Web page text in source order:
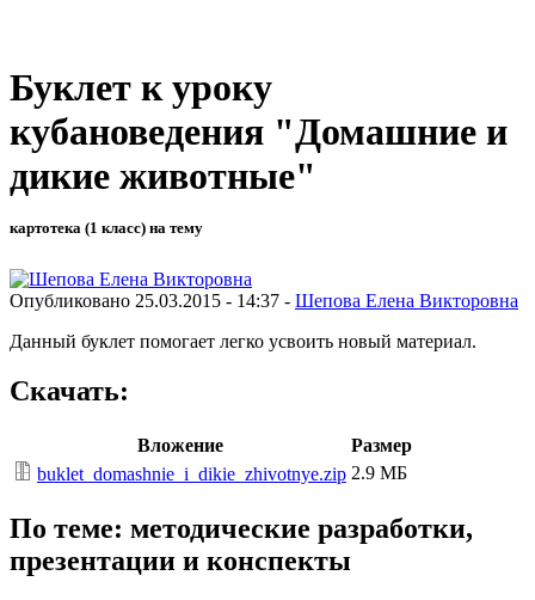
Буклет к уроку
кубановедения "Домашние и
дикие животные"
картотека (1 класс) на тему
Опубликовано 25.03.2015 - 14:37 - Шепова Елена Викторовна
Данный буклет помогает легко усвоить новый материал.
Скачать:
Вложение
Размер
buklet_domashnie_i_dikie_zhivotnye.zip 2.9 МБ
По теме: методические разработки,
презентации и конспекты